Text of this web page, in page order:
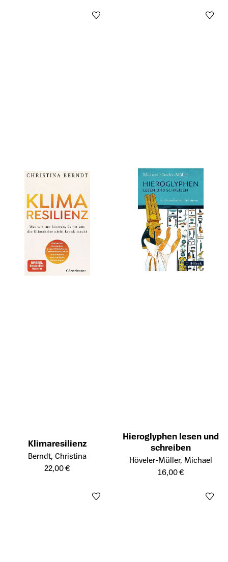
Klimaresilienz
Öffnet die Detailseite des Produkts
Berndt, Christina
22,00 €
Hieroglyphen lesen und
schreiben
Öffnet die Detailseite des
Höveler-Müller, Michael
16,00 €